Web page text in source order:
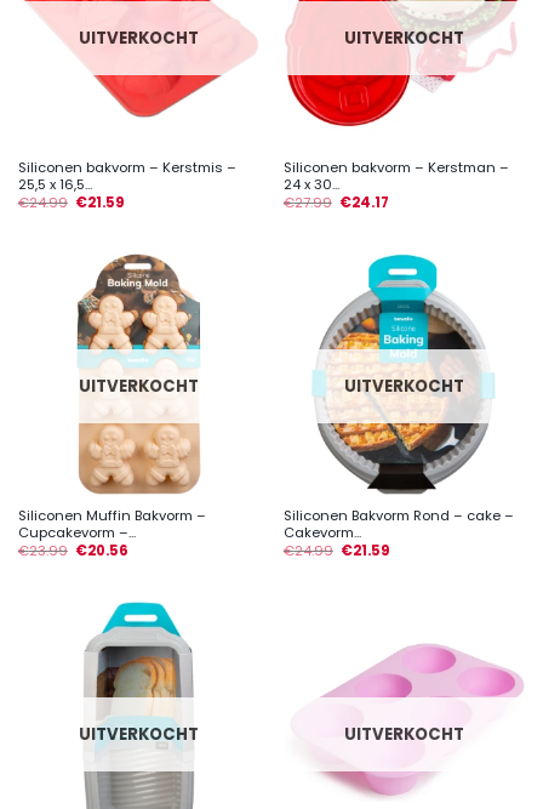
UITVERKOCHT
Siliconen bakvorm – Kerstmis –
25,5 x 16,5...
€24.99 €21.59
UITVERKOCHT
Siliconen bakvorm – Kerstman –
24 x 30...
€27.99 €24.17
UITVERKOCHT
Siliconen Muffin Bakvorm –
Cupcakevorm –...
€23.99 €20.56
UITVERKOCHT
Siliconen Bakvorm Rond – cake –
Cakevorm...
€24.99 €21.59
UITVERKOCHT UITVERKOCHT